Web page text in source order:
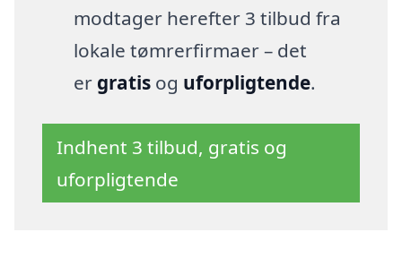
modtager herefter 3 tilbud fra
lokale tømrerfirmaer – det
er gratisog uforpligtende.
Indhent 3 tilbud, gratis og
uforpligtende